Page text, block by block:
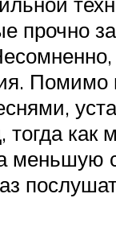
прочно
Помимо
тогда